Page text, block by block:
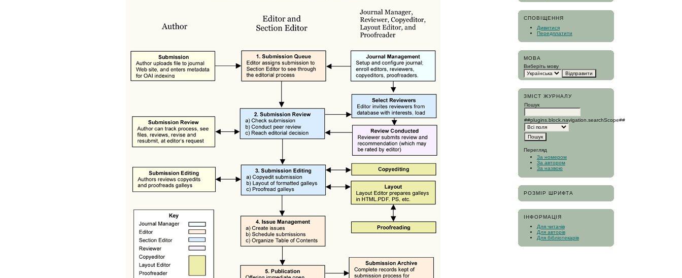
СПОВІЩЕННЯ
Дивитися
Передплатити
МОВА
Виберіть мову
ЗМІСТ ЖУРНАЛУ
Пошук
##plugins.block.navigation.searchScope##
Перегляд
За номером
За автором
За назвою
РОЗМІР ШРИФТА
ІНФОРМАЦІЯ
Для читачів
Для авторів
Для бібліотекарів